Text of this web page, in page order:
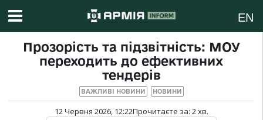
EN
Прозорість та підзвітність: МОУ
переходить до ефективних
тендерів
ВАЖЛИВІ НОВИНИ НОВИНИ
12 Червня 2026, 12:22Прочитаєте за: 2хв.